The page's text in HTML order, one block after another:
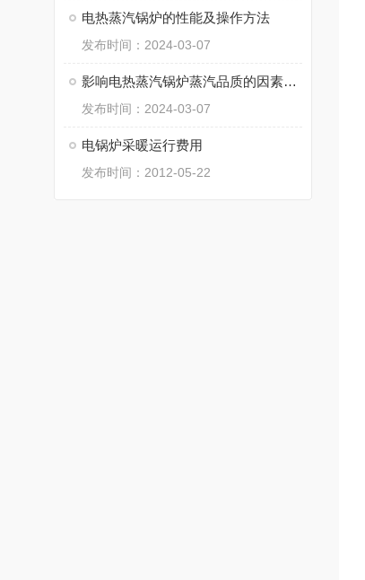
电热蒸汽锅炉的性能及操作方法
发布时间：2024-03-07
影响电热蒸汽锅炉蒸汽品质的因素有哪些?
发布时间：2024-03-07
电锅炉采暖运行费用
发布时间：2012-05-22